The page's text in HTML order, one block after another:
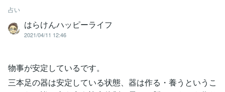
占い
はらけんハッピーライフ
2021/04/11 12:46
物事が安定しているです。
三本足の器は安定している状態、器は作る・養うというこ